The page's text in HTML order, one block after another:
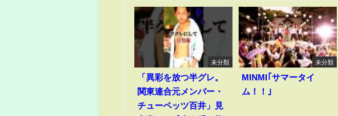
未分類
「異彩を放つ半グレ。
関東連合元メンバー・
チューペッツ百井」見
未分類
MINMI｢サマータイ
ム！！｣